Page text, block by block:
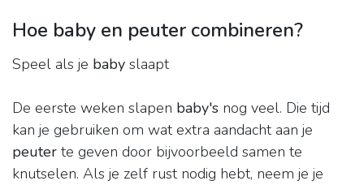
Hoe baby en peuter combineren?
Speel als je baby slaapt
De eerste weken slapen baby's nog veel. Die tijd
kan je gebruiken om wat extra aandacht aan je
peuter te geven door bijvoorbeeld samen te
knutselen. Als je zelf rust nodig hebt, neem je je